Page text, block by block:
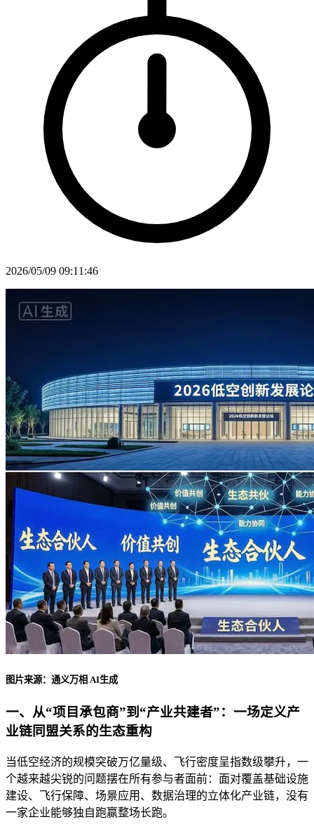
2026/05/09 09:11:46
图片来源：通义万相 AI生成
一、从“项目承包商”到“产业共建者”：一场定义产
业链同盟关系的生态重构
当低空经济的规模突破万亿量级、飞行密度呈指数级攀升，一
个越来越尖锐的问题摆在所有参与者面前：面对覆盖基础设施
建设、飞行保障、场景应用、数据治理的立体化产业链，没有
一家企业能够独自跑赢整场长跑。